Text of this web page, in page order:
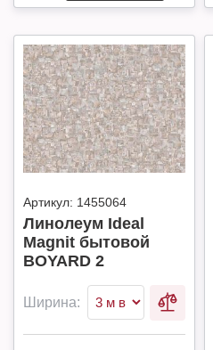
Артикул: 1455064
Линолеум Ideal
Magnit бытовой
BOYARD 2
Ширина: